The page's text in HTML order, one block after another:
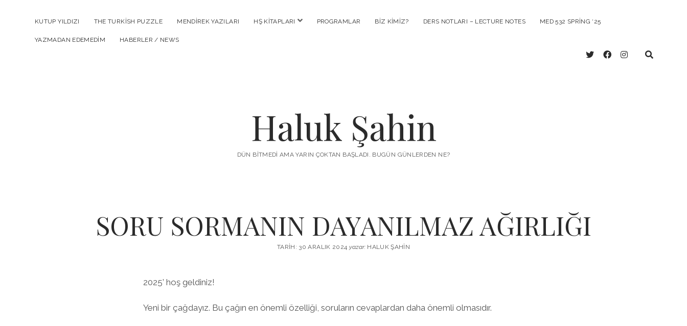
KUTUP YILDIZI THE TURKISH PUZZLE MENDIREK YAZILARI HŞ KITAPLARI menüyüPROGRAMLAR BIZ KIMIZ? DERS NOTLARI – LECTURE NOTES MED 532 SPRING ‘25
YAZMADAN EDEMEDIM HABERLER / NEWS
twitterfacebook
instagram
Haluk Şahin
DÜN BITMEDI AMA YARIN ÇOKTAN BAŞLADI. BUGÜN GÜNLERDEN NE?
SORU SORMANIN DAYANILMAZ AĞIRLIĞI
TARIH: 30 ARALIK 2024 yazar:HALUK ŞAHIN
2025’ hoş geldiniz!
Yeni bir çağdayız. Bu çağın en önemli özelliği, soruların cevaplardan daha önemli olmasıdır.